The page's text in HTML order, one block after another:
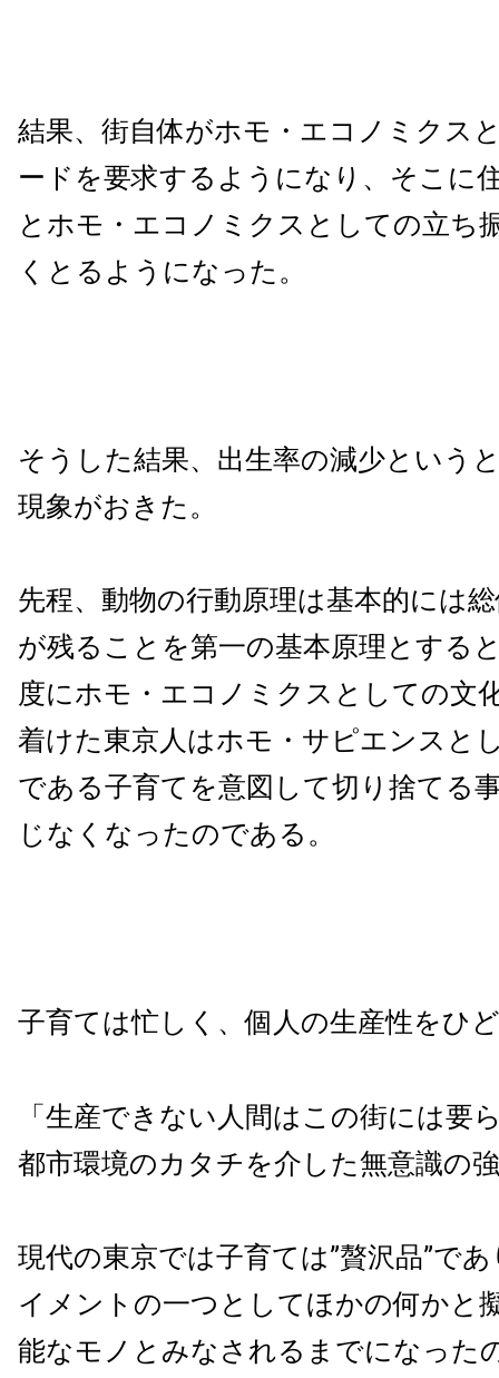
結果、街自体がホモ・エコノミクス
ードを要求するようになり、そこに
とホモ・エコノミクスとしての立ち
くとるようになった。
そうした結果、出生率の減少という
現象がおきた。
先程、動物の行動原理は基本的には
が残ることを第一の基本原理とする
度にホモ・エコノミクスとしての文
着けた東京人はホモ・サピエンスと
である子育てを意図して切り捨てる
じなくなったのである。
子育ては忙しく、個人の生産性をひ
「生産できない人間はこの街には要
都市環境のカタチを介した無意識の
現代の東京では子育ては”贅沢品”で
イメントの一つとしてほかの何かと
能なモノとみなされるまでになった